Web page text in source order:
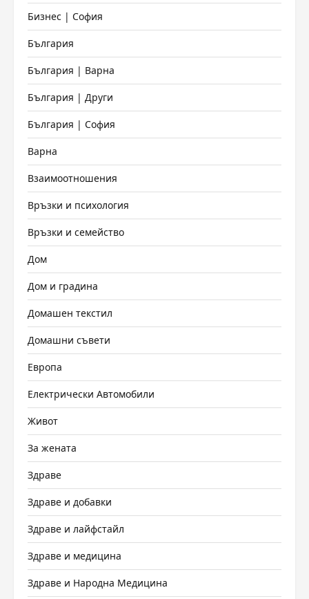
Бизнес | София
България
България | Варна
България | Други
България | София
Варна
Взаимоотношения
Връзки и психология
Връзки и семейство
Дом
Дом и градина
Домашен текстил
Домашни съвети
Европа
Електрически Автомобили
Живот
За жената
Здраве
Здраве и добавки
Здраве и лайфстайл
Здраве и медицина
Здраве и Народна Медицина